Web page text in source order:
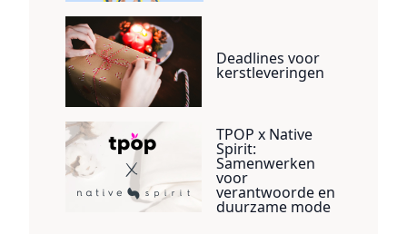
Deadlines voor
kerstleveringen
TPOP x Native
Spirit:
Samenwerken
voor
verantwoorde en
duurzame mode